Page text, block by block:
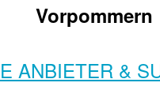
Vorpommern
ANBIETER &